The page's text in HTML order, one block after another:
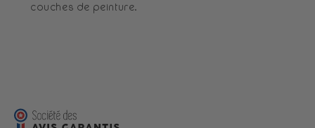
couches de peinture.